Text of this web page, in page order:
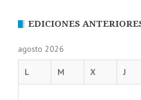
EDICIONES
agosto 2026
L M X J